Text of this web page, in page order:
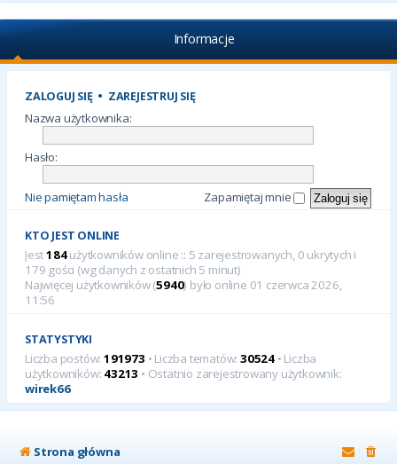
Informacje
ZALOGUJ SIĘ• ZAREJESTRUJ SIĘ
Nazwa użytkownika:
Hasło:
Nie pamiętam hasła Zapamiętaj mnie
KTO JEST ONLINE
Jest184użytkowników online :: 5 zarejestrowanych, 0 ukrytych i
179 gości (wg danych z ostatnich 5 minut)
Najwięcej użytkowników (5940) było online 01 czerwca 2026,
11:56
STATYSTYKI
Liczba postów: 191973 • Liczba tematów:30524 • Liczba
użytkowników: 43213 • Ostatnio zarejestrowany użytkownik:
wirek66
Strona główna